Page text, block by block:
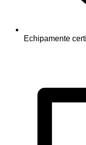
Echipamente